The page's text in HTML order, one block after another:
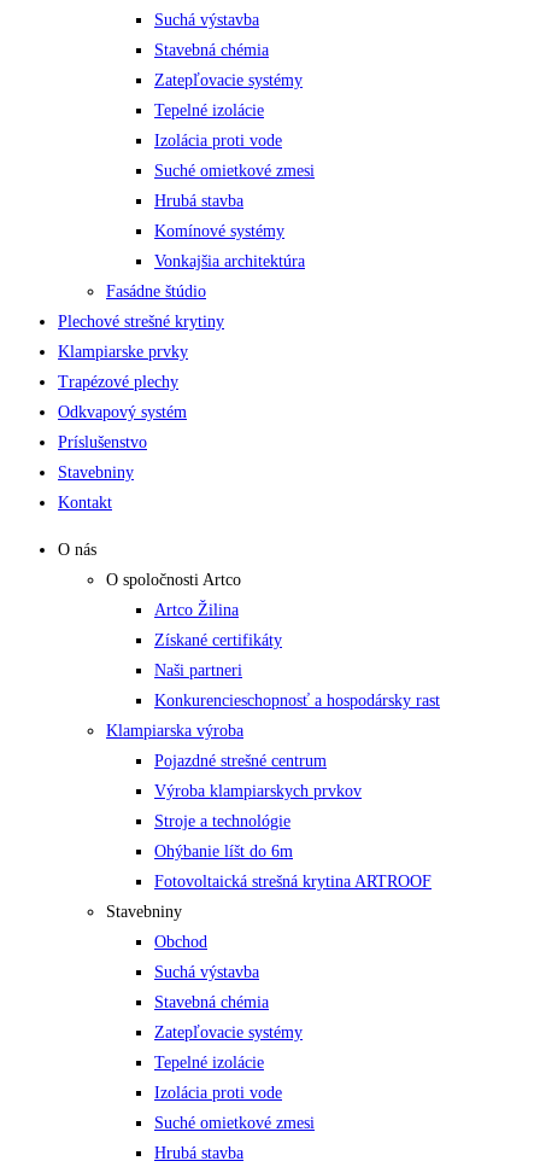
Suchá výstavba
Stavebná chémia
Zatepľovacie systémy
Tepelné izolácie
Izolácia proti vode
Suché omietkové zmesi
Hrubá stavba
Komínové systémy
Vonkajšia architektúra
Fasádne štúdio
Plechové strešné krytiny
Klampiarske prvky
Trapézové plechy
Odkvapový systém
Príslušenstvo
Stavebniny
Kontakt
O nás
O spoločnosti Artco
Artco Žilina
Získané certifikáty
Naši partneri
Konkurencieschopnosť a hospodársky rast
Klampiarska výroba
Pojazdné strešné centrum
Výroba klampiarskych prvkov
Stroje a technológie
Ohýbanie líšt do 6m
Fotovoltaická strešná krytina ARTROOF
Stavebniny
Obchod
Suchá výstavba
Stavebná chémia
Zatepľovacie systémy
Tepelné izolácie
Izolácia proti vode
Suché omietkové zmesi
Hrubá stavba